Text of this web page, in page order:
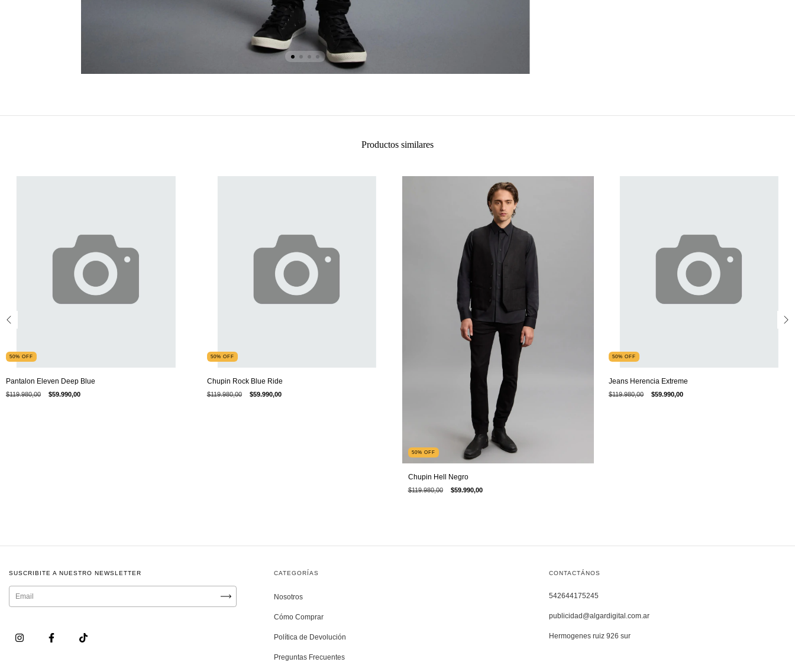
Productos similares
50% OFF
Pantalon Eleven Deep Blue
$119.980,00 $59.990,00
50% OFF
Chupin Rock Blue Ride
$119.980,00 $59.990,00
50% OFF
Chupin Hell Negro
$119.980,00 $59.990,00
50%OFF
Jeans Herencia Extreme
$119.980,00 $59.990,00
SUSCRIBITE A NUESTRO NEWSLETTER CATEGORÍAS
Nosotros
Cómo Comprar
Política de Devolución
Preguntas Frecuentes
CONTACTÁNOS
542644175245
publicidad@algardigital.com.ar
Hermogenes ruiz 926 sur